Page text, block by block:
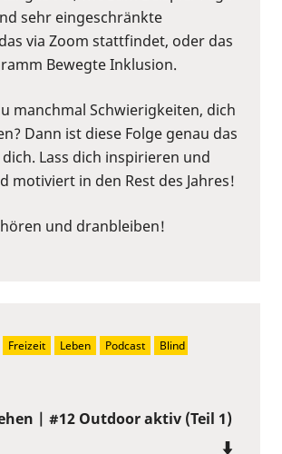
sehr eingeschränkte
via Zoom stattfindet, oder das
Bewegte Inklusion.
manchmal Schwierigkeiten, dich
Dann ist diese Folge genau das
Lass dich inspirieren und
motiviert in den Rest des Jahres!
und dranbleiben!
| #12 Outdoor aktiv (Teil 1)
Freizeit Leben Podcast
Blind